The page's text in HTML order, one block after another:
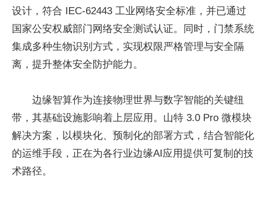
设计，符合 IEC-62443 工业网络安全标准，并已通过
国家公安权威部门网络安全测试认证。同时，门禁系统
集成多种生物识别方式，实现权限严格管理与安全隔
离，提升整体安全防护能力。
边缘智算作为连接物理世界与数字智能的关键纽
带，其基础设施影响着上层应用。山特 3.0 Pro 微模块
解决方案，以模块化、预制化的部署方式，结合智能化
的运维手段，正在为各行业边缘AI应用提供可复制的技
术路径。